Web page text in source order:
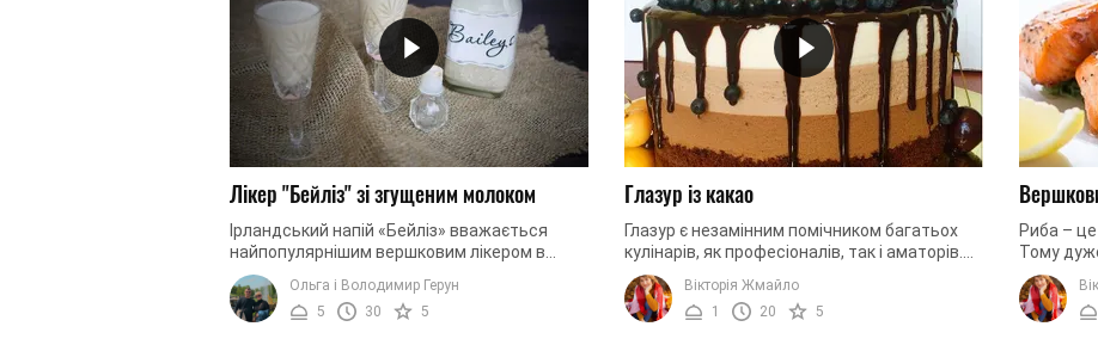
Лікер "Бейліз" зі згущеним молоком
Ірландський напій «Бейліз» вважається
найпопулярнішим вершковим лікером в
усьому світі. Далеко не кожен може собі
дозволити купити оригінальний ...
Ольга і Володимир Герун
5
30 5
Глазур із какао
Глазур є незамінним помічником багатьох
кулінарів, як професіоналів, так і аматорів.
Нею прикрашають різноманітну випічку і
десерти. Ми пропонуємо ...
Вікторія Жмайло
1
20 5
Риба –
Тому
будь-
продукту